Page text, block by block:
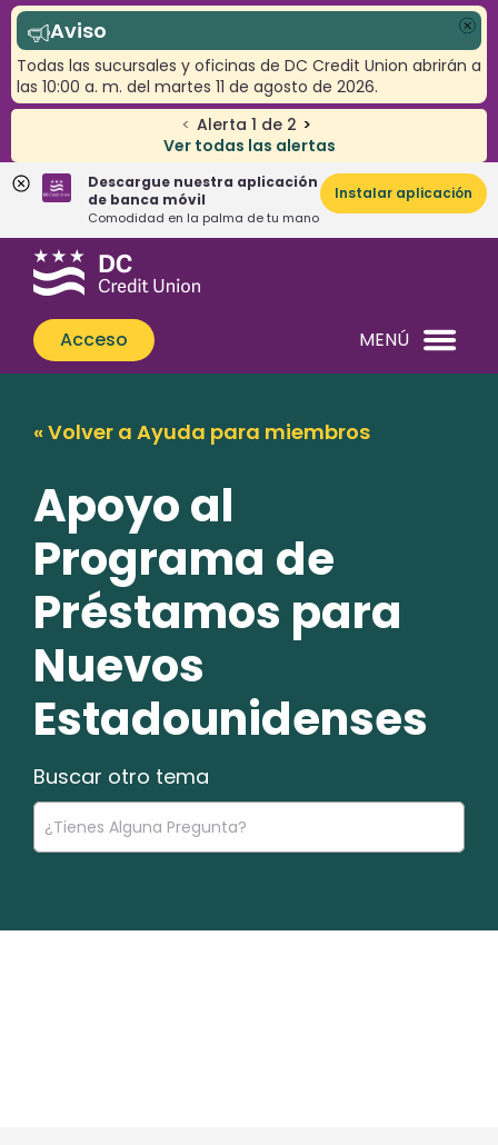
< Alerta 1 de 2 >
Ver todas las alertas
Aviso
Todas las sucursales y oficinas de DC Credit Union abrirán a
las 10:00 a. m. del martes 11 de agosto de 2026.
Descargue nuestra aplicación
de banca móvil
Comodidad en la palma de tu mano
Instalar aplicación
Saltar
Saltar
sesión
web
¿Qué
podemos
ayudarle
a
Acceso MENÚ
« Volver a Ayuda para miembros
Apoyo al
Programa de
Préstamos para
Nuevos
Estadounidenses
Buscar otro tema